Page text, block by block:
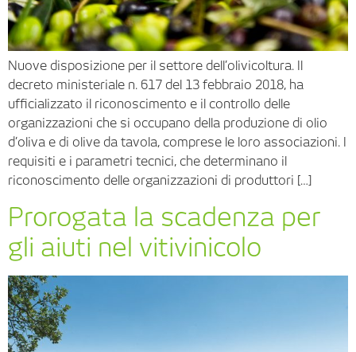
Nuove disposizione per il settore dell’olivicoltura. Il
decreto ministeriale n. 617 del 13 febbraio 2018, ha
ufficializzato il riconoscimento e il controllo delle
organizzazioni che si occupano della produzione di olio
d’oliva e di olive da tavola, comprese le loro associazioni. I
requisiti e i parametri tecnici, che determinano il
riconoscimento delle organizzazioni di produttori […]
Prorogata la scadenza per
gli aiuti nel vitivinicolo